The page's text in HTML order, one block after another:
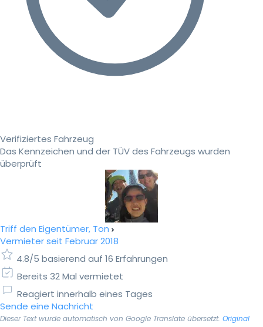
Verifiziertes Fahrzeug
Das Kennzeichen und der TÜV des Fahrzeugs wurden
überprüft
Triff den Eigentümer, Ton
Vermieter seit Februar 2018
4.8/5 basierend auf 16 Erfahrungen
Bereits 32 Mal vermietet
Reagiert innerhalb eines Tages
Sende eine Nachricht
Dieser Text wurde automatisch von Google Translate übersetzt. Original